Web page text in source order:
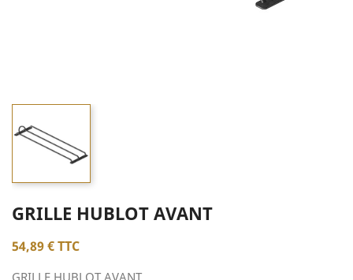
GRILLE HUBLOT AVANT
54,89 €TTC
GRILLE HUBLOT AVANT